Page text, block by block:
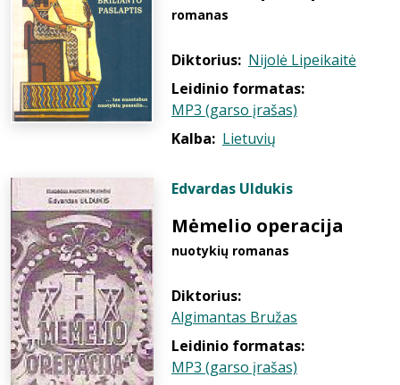
romanas
Diktorius: Nijolė Lipeikaitė
Leidinio formatas:
MP3 (garso įrašas)
Kalba: Lietuvių
Edvardas Uldukis
Mėmelio operacija
nuotykių romanas
Diktorius:
Algimantas Bružas
Leidinio formatas:
MP3 (garso įrašas)